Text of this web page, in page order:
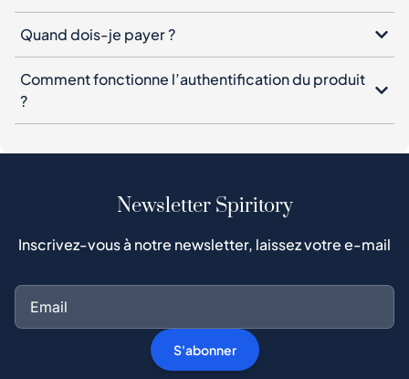
Quand dois-je payer ?
Comment fonctionne l’authentification du produit
?
Newsletter Spiritory
Inscrivez-vous à notre newsletter, laissez votre e-mail
S'abonner